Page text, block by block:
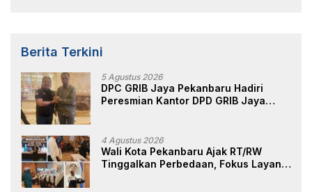
Berita Terkini
5 Agustus 2026
DPC GRIB Jaya Pekanbaru Hadiri
Peresmian Kantor DPD GRIB Jaya
4 Agustus 2026
Wali Kota Pekanbaru Ajak RT/RW
Tinggalkan Perbedaan, Fokus Layani